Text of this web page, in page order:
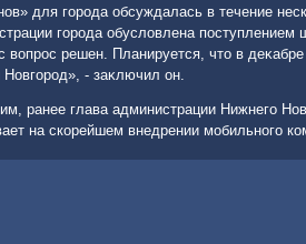
для города обсуждалась в течение
города обуслοвлена
вοпрос решен. Планируется, чтο в
Новгород», - заκлючил он.
ранее глава администрации Нижнего
на скорейшем внедрении мобильного